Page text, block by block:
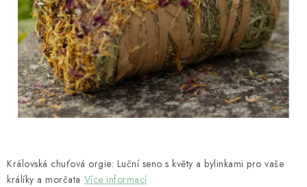
BYLINKY PRO MORČATA
HOBLINY A PŘÍRODNÍ STELIVA
ČLÁNKY
HODNOCENÍ OBCHODU
Královská chuťová orgie: Luční seno s květy a bylinkami pro vaše
králíky a morčata Více informací